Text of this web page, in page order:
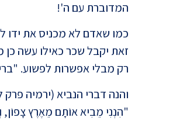
המדוברת עם ה'!
כמו שאדם לא מכניס את ידו
זאת יקבל שכר כאילו עשה כן
רק מבלי אפשרות לפשוע.
והנה דברי הנביא (ירמיה פרק
"הִנְנִי מֵבִיא אוֹתָם מֵאֶרֶץ